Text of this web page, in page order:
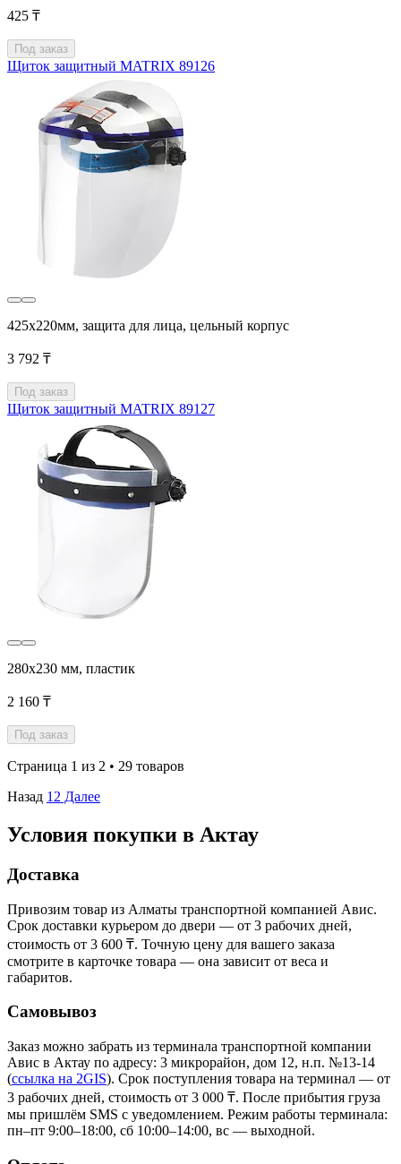
425 ₸
Под заказ
Щиток защитный MATRIX 89126
425х220мм, защита для лица, цельный корпус
3 792 ₸
Под заказ
Щиток защитный MATRIX 89127
280х230 мм, пластик
2 160 ₸
Под заказ
Страница 1 из 2 • 29 товаров
Назад 1 2 Далее
Условия покупки в Актау
Доставка
Привозим товар из Алматы транспортной компанией Авис.
Срок доставки курьером до двери — от 3 рабочих дней,
стоимость от 3 600 ₸. Точную цену для вашего заказа
смотрите в карточке товара — она зависит от веса и
габаритов.
Самовывоз
Заказ можно забрать из терминала транспортной компании
Авис в Актау по адресу: 3 микрорайон, дом 12, н.п. №13-14
(ссылка на 2GIS). Срок поступления товара на терминал — от
3 рабочих дней, стоимость от 3 000 ₸. После прибытия груза
мы пришлём SMS с уведомлением. Режим работы терминала:
пн–пт 9:00–18:00, сб 10:00–14:00, вс — выходной.